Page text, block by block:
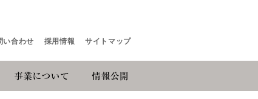
い合わせ 採用情報 サイトマップ